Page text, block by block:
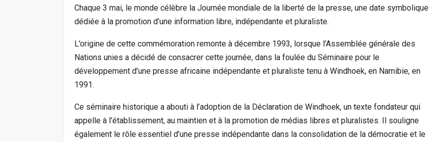
Chaque 3 mai, le monde célèbre la Journée mondiale de la liberté de la presse, une date symbolique
dédiée à la promotion d’une information libre, indépendante et pluraliste.
L’origine de cette commémoration remonte à décembre 1993, lorsque l’Assemblée générale des
Nations unies a décidé de consacrer cette journée, dans la foulée du Séminaire pour le
développement d’une presse africaine indépendante et pluraliste tenu à Windhoek, en Namibie, en
1991.
Ce séminaire historique a abouti à l’adoption de la Déclaration de Windhoek, un texte fondateur qui
appelle à l’établissement, au maintien et à la promotion de médias libres et pluralistes. Il souligne
également le rôle essentiel d’une presse indépendante dans la consolidation de la démocratie et le